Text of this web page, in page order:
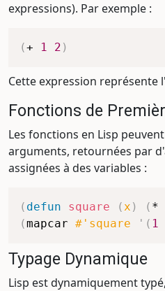
expressions). Par exemple :
(+ 1 2 )
Cette expression représente
Fonctions de
Les fonctions en Lisp
arguments, retournées par
assignées à des variables :
( defun square (x ) ( *
(mapcar #'square '( 1
Typage Dynamique
Lisp est dynamiquement